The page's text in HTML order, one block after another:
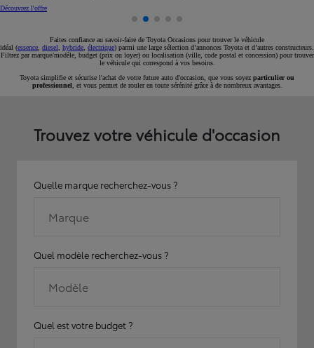
Faites confiance au savoir-faire de Toyota Occasions pour trouver le véhicule
idéal (essence diesel hybride électrique) parmi une large sélection d’annonces Toyota et d’autres constructeurs.
Filtrez par marque/modèle, budget (prix ou loyer) ou localisation (ville, code postal et concession) pour trouver
le véhicule qui correspond à vos besoins.
Toyota simplifie et sécurise l'achat de votre future auto d'occasion, que vous soyez particulier ou
professionnel , et vous permet de rouler en toute sérénité grâce à de nombreux avantages.
Trouvez votre véhicule d'occasion
Quelle marque recherchez-vous ?
Marque
Quel modèle recherchez-vous ?
Modèle
Quel est votre budget ?